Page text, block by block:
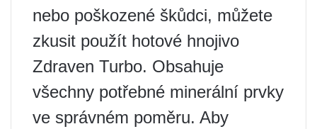
nebo poškozené škůdci, můžete
zkusit použít hotové hnojivo
Zdraven Turbo. Obsahuje
všechny potřebné minerální prvky
ve správném poměru. Aby